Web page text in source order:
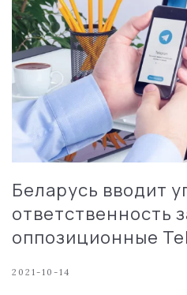
Беларусь вводит
ответственность
оппозиционные
2021-10-14